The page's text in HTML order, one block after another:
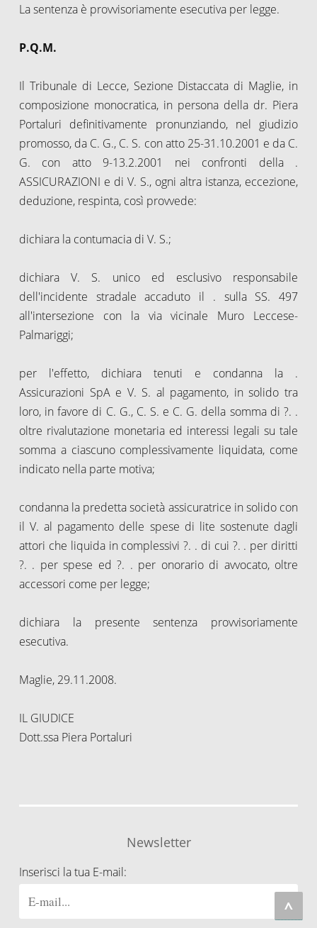
La sentenza è provvisoriamente esecutiva per legge.
P.Q.M.
Il Tribunale di Lecce, Sezione Distaccata di Maglie, in
composizione monocratica, in persona della dr. Piera
Portaluri definitivamente pronunziando, nel giudizio
promosso, da C. G., C. S. con atto 25-31.10.2001 e da C.
G. con atto 9-13.2.2001 nei confronti della .
ASSICURAZIONI e di V. S., ogni altra istanza, eccezione,
deduzione, respinta, così provvede:
dichiara la contumacia di V. S.;
dichiara V. S. unico ed esclusivo responsabile
dell'incidente stradale accaduto il . sulla SS. 497
all'intersezione con la via vicinale Muro Leccese-
Palmariggi;
per l'effetto, dichiara tenuti e condanna la .
Assicurazioni SpA e V. S. al pagamento, in solido tra
loro, in favore di C. G., C. S. e C. G. della somma di ?. .
oltre rivalutazione monetaria ed interessi legali su tale
somma a ciascuno complessivamente liquidata, come
indicato nella parte motiva;
condanna la predetta società assicuratrice in solido con
il V. al pagamento delle spese di lite sostenute dagli
attori che liquida in complessivi ?. . di cui ?. . per diritti
?. . per spese ed ?. . per onorario di avvocato, oltre
accessori come per legge;
dichiara la presente sentenza provvisoriamente
esecutiva.
Maglie, 29.11.2008.
IL GIUDICE
Dott.ssa Piera Portaluri
Newsletter
Inserisci la tua E-mail:
^